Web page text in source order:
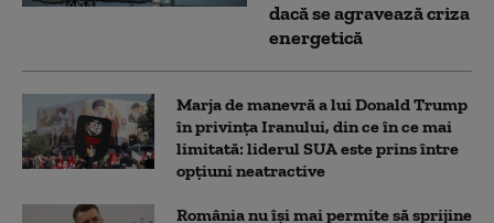
dacă se agravează criza
energetică
Marja de manevră a lui Donald Trump
în privința Iranului, din ce în ce mai
limitată: liderul SUA este prins între
opțiuni neatractive
România nu își mai permite să sprijine